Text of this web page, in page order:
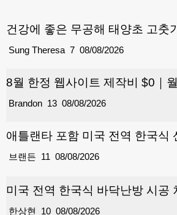
건강에 좋은 무공해 태양초 고춧
7
Sung Theresa 08/08/2026
8월 한정 웹사이트 제작비 $0｜
13
Brandon 08/08/2026
애틀랜타 포함 미국 전역 한국식
11
브랜든 08/08/2026
미국 전역 한국식 바닥난방 시공
10
한상현 08/08/2026